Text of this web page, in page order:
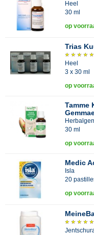
Heel
30 ml
op
Trias
Heel
3 x 30 ml
op
Tamme
30 ml
op
Medic
Isla
20
op